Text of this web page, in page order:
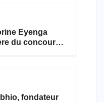
Eyenga
du concours
fondateur